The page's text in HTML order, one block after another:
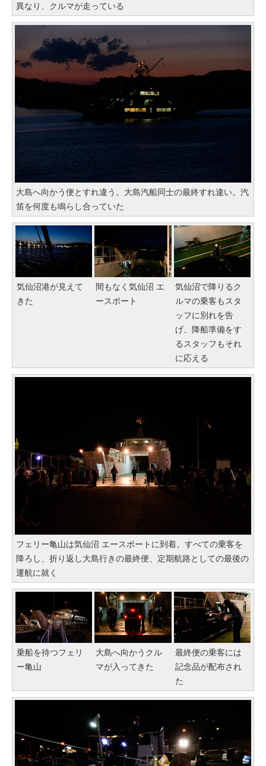
異なり、クルマが走っている
大島へ向かう便とすれ違う。大島汽船同士の最終すれ違い。汽
笛を何度も鳴らし合っていた
気仙沼港が見えて
きた
間もなく気仙沼 エ
ースポート
気仙沼で降りるク
ルマの乗客もスタ
ッフに別れを告
げ、降船準備をす
るスタッフもそれ
に応える
フェリー亀山は気仙沼 エースポートに到着。すべての乗客を
降ろし、折り返し大島行きの最終便、定期航路としての最後の
運航に就く
乗船を待つフェリ
ー亀山
大島へ向かうクル
マが入ってきた
最終便の乗客には
記念品が配布され
た